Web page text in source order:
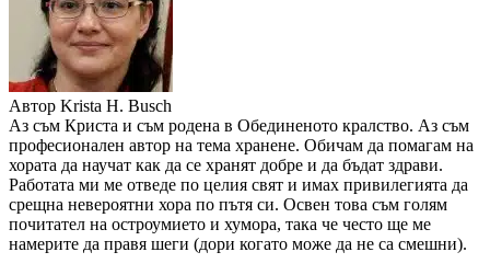
Автор Krista H. Busch
Аз съм Криста и съм родена в Обединеното кралство. Аз съм
професионален автор на тема хранене. Обичам да помагам на
хората да научат как да се хранят добре и да бъдат здрави.
Работата ми ме отведе по целия свят и имах привилегията да
срещна невероятни хора по пътя си. Освен това съм голям
почитател на остроумието и хумора, така че често ще ме
намерите да правя шеги (дори когато може да не са смешни).